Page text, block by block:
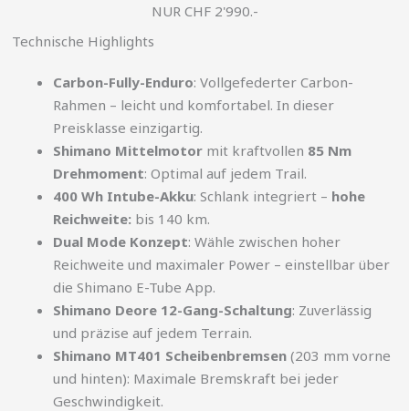
NUR CHF 2'990.-
Technische Highlights
Carbon-Fully-Enduro: Vollgefederter Carbon-
Rahmen – leicht und komfortabel. In dieser
Preisklasse einzigartig.
Shimano Mittelmotor mit kraftvollen 85 Nm
Drehmoment: Optimal auf jedem Trail.
400 Wh Intube-Akku: Schlank integriert – hohe
Reichweite: bis 140 km.
Dual Mode Konzept: Wähle zwischen hoher
Reichweite und maximaler Power – einstellbar über
die Shimano E-Tube App.
Shimano Deore 12-Gang-Schaltung: Zuverlässig
und präzise auf jedem Terrain.
Shimano MT401 Scheibenbremsen (203 mm vorne
und hinten): Maximale Bremskraft bei jeder
Geschwindigkeit.